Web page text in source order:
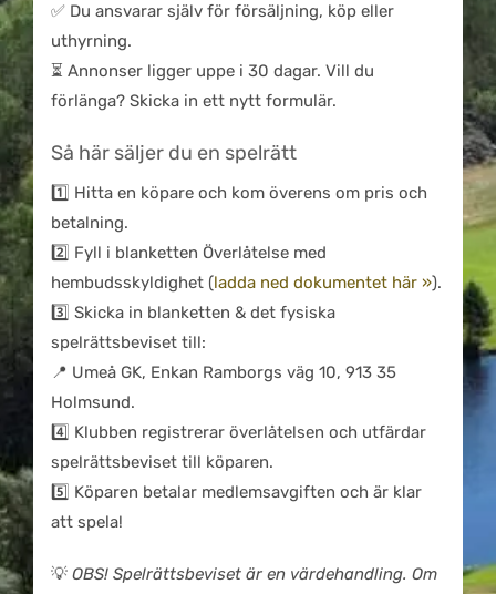
✅ Du ansvarar själv för försäljning, köp eller
uthyrning.
⏳ Annonser ligger uppe i 30 dagar. Vill du
förlänga? Skicka in ett nytt formulär.
Så här säljer du en spelrätt
1️⃣ Hitta en köpare och kom överens om pris och
betalning.
2️⃣ Fyll i blanketten Överlåtelse med
hembudsskyldighet (ladda ned dokumentet här »).
3️⃣ Skicka in blanketten & det fysiska
spelrättsbeviset till:
📍 Umeå GK, Enkan Ramborgs väg 10, 913 35
Holmsund.
4️⃣ Klubben registrerar överlåtelsen och utfärdar
spelrättsbeviset till köparen.
5️⃣ Köparen betalar medlemsavgiften och är klar
att spela!
💡OBS! Spelrättsbeviset är en värdehandling. Om